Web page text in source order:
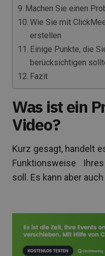
Machen Sie einen
Wie Sie mit
erstellen
Einige Punkte, die
berücksichtigen
Fazit
Was ist ein
Video?
Kurz gesagt, handelt
Funktionsweise
soll. Es kann aber